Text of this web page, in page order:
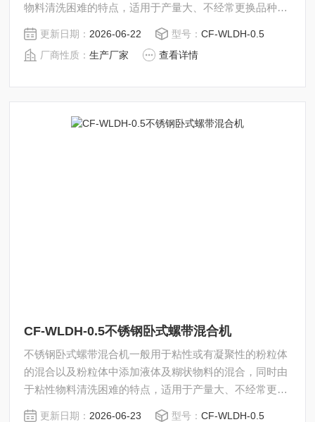
物料清洗困难的特点，适用于产量大、不经常更换品种的
场合混合。
更新日期： 2026-06-22 型号：CF-WLDH-0.5
厂商性质：生产厂家 查看详情
CF-WLDH-0.5不锈钢卧式螺带混合机
不锈钢卧式螺带混合机一般用于粘性或有凝聚性的粉粒体
的混合以及粉粒体中添加液体及糊状物料的混合，同时由
于粘性物料清洗困难的特点，适用于产量大、不经常更换
品种的场合混合。
更新日期： 2026-06-23 型号：CF-WLDH-0.5